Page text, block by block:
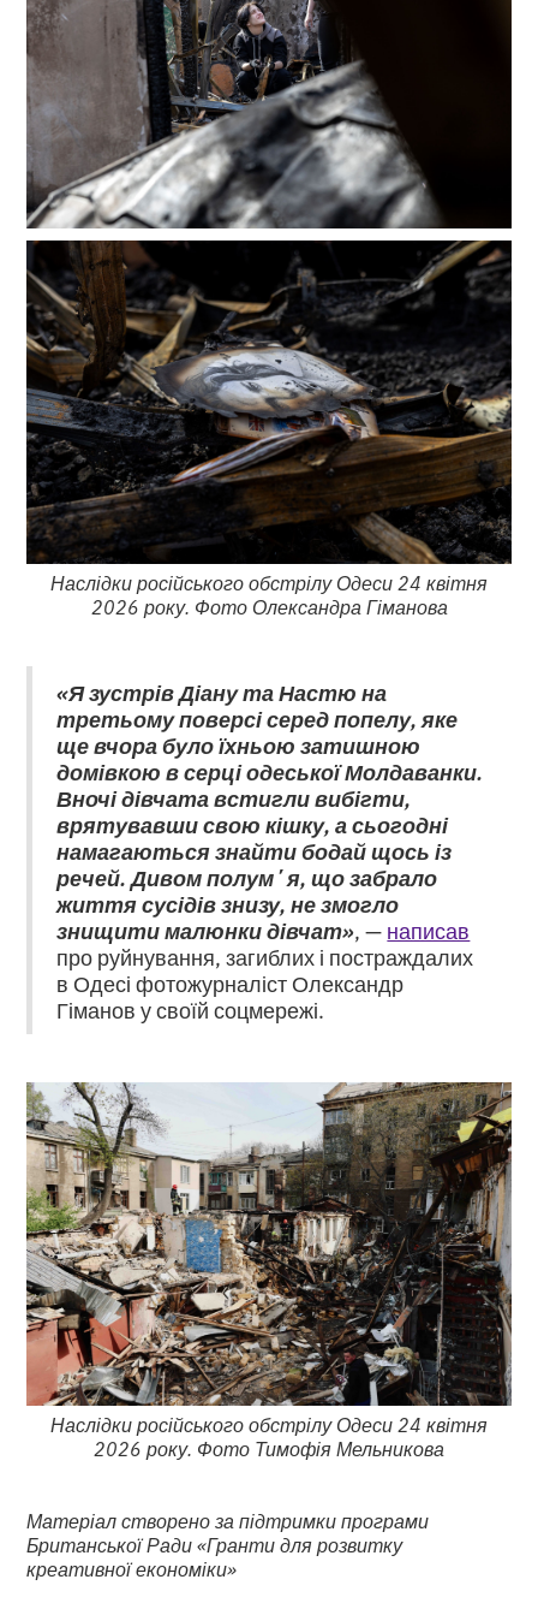
Наслідки російського обстрілу Одеси 24 квітня
2026 року. Фото Олександра Гіманова
«Я зустрів Діану та Настю на
третьому поверсі серед попелу, яке
ще вчора було їхньою затишною
домівкою в серці одеської Молдаванки.
Вночі дівчата встигли вибігти,
врятувавши свою кішку, а сьогодні
намагаються знайти бодай щось із
речей. Дивом полумʼя, що забрало
життя сусідів знизу, не змогло
знищити малюнки дівчат», —написав
про руйнування, загиблих і постраждалих
в Одесі фотожурналіст Олександр
Гіманов у своїй соцмережі.
Наслідки російського обстрілу Одеси 24 квітня
2026 року. Фото Тимофія Мельникова
Матеріал створено за підтримки програми
Британської Ради «Гранти для розвитку
креативної економіки»